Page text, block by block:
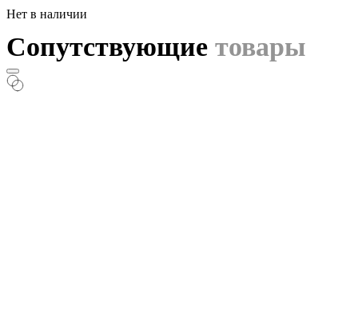
Нет в наличии
Сопутствующие товары